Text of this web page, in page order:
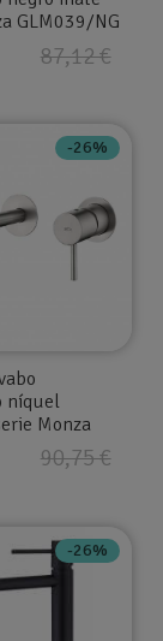
GLM039/NG
87,12 €
-26%
níquel
Monza
90,75 €
-26%